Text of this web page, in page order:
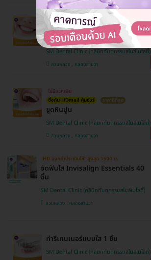
ไม่มีบวกเพิ่ม
ซื้อกับ HDmall คุ้มชัวร์
ราคาดีที่สุด
ขูดหินปูน + เคลือบฟลูออไรด์
SM Dental Clinic (คลินิกทันตกรรมสไมล์เมโลดี้)
สวนหลวง , คลองสามวา
ไม่มีบวกเพิ่ม
ซื้อกับ HDmall คุ้มชัวร์
ราคาดีที่สุด
ขูดหินปูน
SM Dental Clinic (คลินิกทันตกรรมสไมล์เมโลดี้)
สวนหลวง , คลองสามวา
HD ออกค่าประเมินให้! สูงสุด 1500 บ.
จัดฟันใส Invisalign Essentials 40
ชิ้น
SM Dental Clinic (คลินิกทันตกรรมสไมล์เมโลดี้)
สวนหลวง , คลองสามวา
ทำรีเทนเนอร์แบบใส 1 ชิ้น
SM Dental Clinic (คลินิกทันตกรรมสไมล์เมโลดี้)